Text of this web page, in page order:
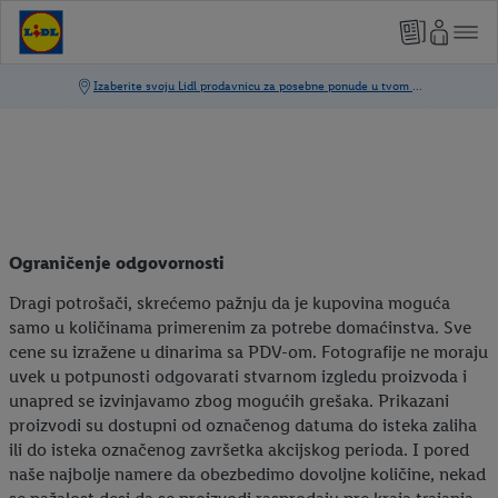
Ograničenje odgovornosti
Dragi potrošači, skrećemo pažnju da je kupovina moguća
samo u količinama primerenim za potrebe domaćinstva. Sve
cene su izražene u dinarima sa PDV-om. Fotografije ne moraju
uvek u potpunosti odgovarati stvarnom izgledu proizvoda i
unapred se izvinjavamo zbog mogućih grešaka. Prikazani
proizvodi su dostupni od označenog datuma do isteka zaliha
ili do isteka označenog završetka akcijskog perioda. I pored
naše najbolje namere da obezbedimo dovoljne količine, nekad